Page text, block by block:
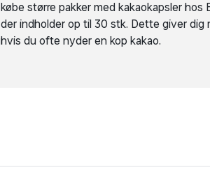
købe større pakker med kakaokapsler hos
der indholder op til 30 stk. Dette giver dig
hvis du ofte nyder en kop kakao.